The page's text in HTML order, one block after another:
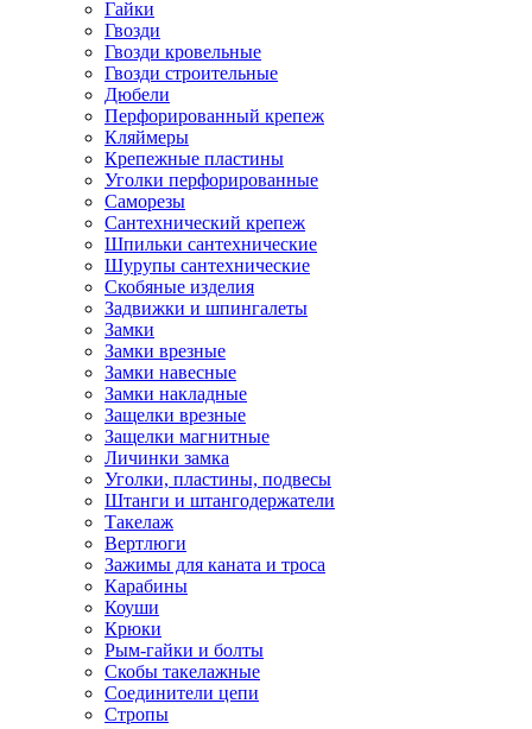
Гайки
Гвозди
Гвозди кровельные
Гвозди строительные
Дюбели
Перфорированный крепеж
Кляймеры
Крепежные пластины
Уголки перфорированные
Саморезы
Сантехнический крепеж
Шпильки сантехнические
Шурупы сантехнические
Скобяные изделия
Задвижки и шпингалеты
Замки
Замки врезные
Замки навесные
Замки накладные
Защелки врезные
Защелки магнитные
Личинки замка
Уголки, пластины, подвесы
Штанги и штангодержатели
Такелаж
Вертлюги
Зажимы для каната и троса
Карабины
Коуши
Крюки
Рым-гайки и болты
Скобы такелажные
Соединители цепи
Стропы